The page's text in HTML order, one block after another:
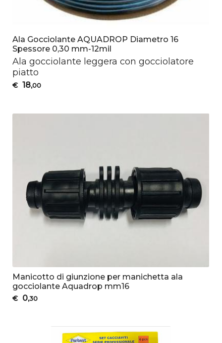
Ala Gocciolante AQUADROP Diametro 16
Spessore 0,30 mm-12mil
Ala gocciolante leggera con gocciolatore
piatto
€ 18,00
Manicotto di giunzione per manichetta ala
gocciolante Aquadrop mm16
€ 0,30